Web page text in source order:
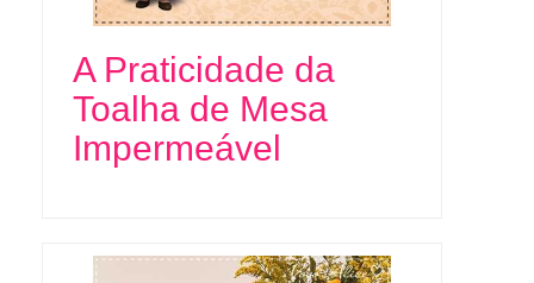
A Praticidade da
Toalha de Mesa
Impermeável